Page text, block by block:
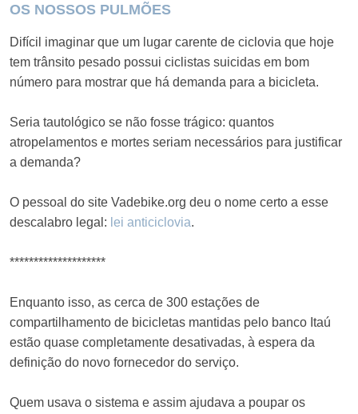
OS NOSSOS PULMÕES
Difícil imaginar que um lugar carente de ciclovia que hoje
tem trânsito pesado possui ciclistas suicidas em bom
número para mostrar que há demanda para a bicicleta.
Seria tautológico se não fosse trágico: quantos
atropelamentos e mortes seriam necessários para justificar
a demanda?
O pessoal do site Vadebike.org deu o nome certo a esse
descalabro legal: lei anticiclovia.
********************
Enquanto isso, as cerca de 300 estações de
compartilhamento de bicicletas mantidas pelo banco Itaú
estão quase completamente desativadas, à espera da
definição do novo fornecedor do serviço.
Quem usava o sistema e assim ajudava a poupar os